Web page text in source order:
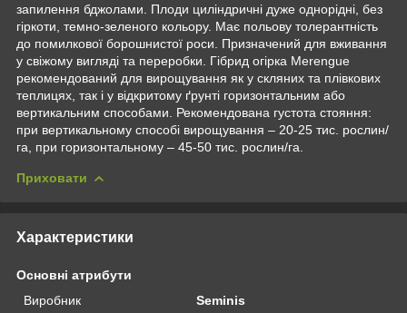
запилення бджолами. Плоди циліндричні дуже однорідні, без
гіркоти, темно-зеленого кольору. Має польову толерантність
до помилкової борошнистої роси. Призначений для вживання
у свіжому вигляді та переробки. Гібрид огірка Merengue
рекомендований для вирощування як у скляних та плівкових
теплицях, так і у відкритому ґрунті горизонтальним або
вертикальним способами. Рекомендована густота стояння:
при вертикальному способі вирощування – 20-25 тис. рослин/
га, при горизонтальному – 45-50 тис. рослин/га.
Приховати
Характеристики
Основні атрибути
Виробник
Seminis